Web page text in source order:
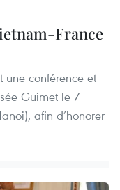
France
conférence et
Guimet le 7
afin d’honorer